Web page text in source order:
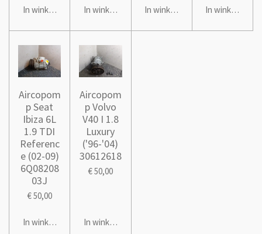
In winkelwagen In winkelwagen In winkelwagen In winkelwagen
Aircopom
p Seat
Ibiza 6L
1.9 TDI
Referenc
e (02-09)
6Q08208
03J
€ 50,00
In winkelwagen
Aircopom
p Volvo
V40 I 1.8
Luxury
('96-'04)
30612618
€ 50,00
In winkelwagen